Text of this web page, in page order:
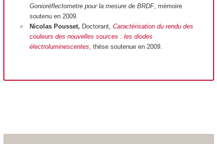
Gonioréflectometre pour la mesure de BRDF, mémoire
soutenu en 2009.
Nicolas Pousset, Doctorant, Caractérisation du rendu des
couleurs des nouvelles sources : les diodes
électroluminescentes , thèse soutenue en 2009.